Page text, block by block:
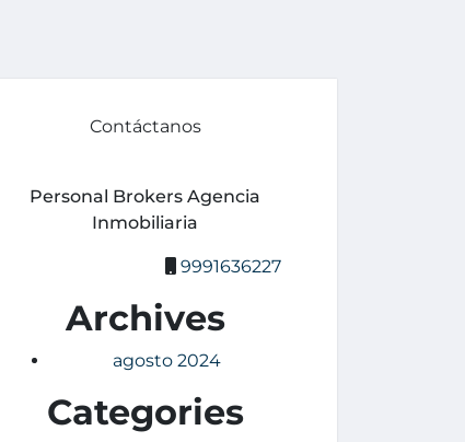
Contáctanos
Personal Brokers Agencia
Inmobiliaria
9991636227
Archives
agosto 2024
Categories